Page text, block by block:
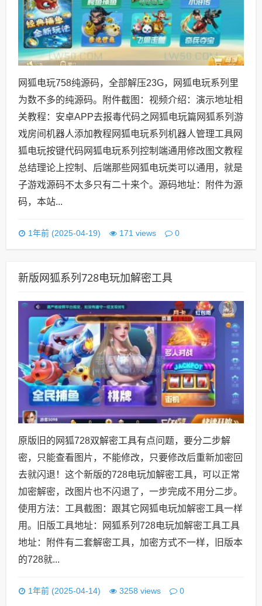
网狐电玩758纯源码，全部解压23G，网狐电玩系列里
为数不多的纯源码。附件截图：视频介绍：演示地址相
关教程：安卓APP去报毒代码之网狐电玩篇网狐系列游
戏房间机器人添加教程网狐电玩系列机器人管理工具网
狐电玩按键代码网狐电玩系列控制端通用修改图文教程
总结理论上控制、后端那些网狐电玩类可以通用，就是
子游戏源码不太多只有二十来个。源码地址：附件为源
码，本站...
1年前 (2025-04-19) 171 views 0
新版网狐系列728电玩加解密工具
原版旧的网狐728双解密工具有点问题，要分二步解
密，只能查看图片，不能修改，只要修改后重新加密回
去就闪退！这个新版的728电玩加解密工具，可以正常
加密解密，改图片也不闪退了，一步完成不用分二步。
使用方法：工具截图：跟其它网狐电玩加解密工具一样
用。旧版工具地址：网狐系列728电玩加解密工具工具
地址：附件有二套解密工具，加密方式不一样，旧版本
的728就...
1年前 (2025-04-14) 3258 views 0